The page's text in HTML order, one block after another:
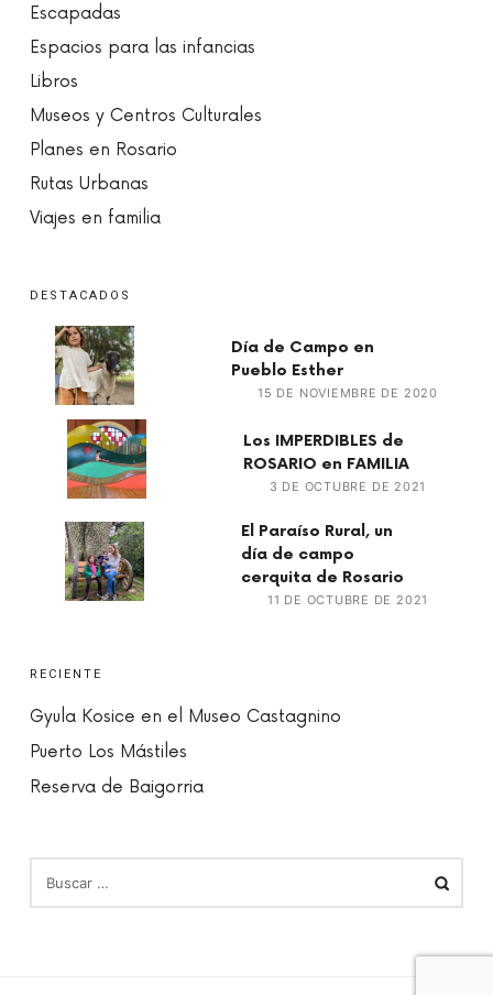
Escapadas
Espacios para las infancias
Libros
Museos y Centros Culturales
Planes en Rosario
Rutas Urbanas
Viajes en familia
DESTACADOS
Día de Campo en
Pueblo Esther
15 DE NOVIEMBRE DE 2020
Los IMPERDIBLES de
ROSARIO en FAMILIA
3 DE OCTUBRE DE 2021
El Paraíso Rural, un
día de campo
cerquita de Rosario
11 DE OCTUBRE DE 2021
RECIENTE
Gyula Kosice en el Museo Castagnino
Puerto Los Mástiles
Reserva de Baigorria